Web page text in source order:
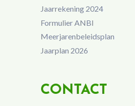
Jaarrekening 2024
Formulier ANBI
Meerjarenbeleidsplan
Jaarplan 2026
CONTACT